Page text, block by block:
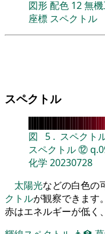
図形配色 12無
座標 スペクトル
スペクトル
図 5 . スペクト
スペクトル⑫
化学 20230728
太陽光などの白色の
クトルが観察できます
赤はエネルギーが低く